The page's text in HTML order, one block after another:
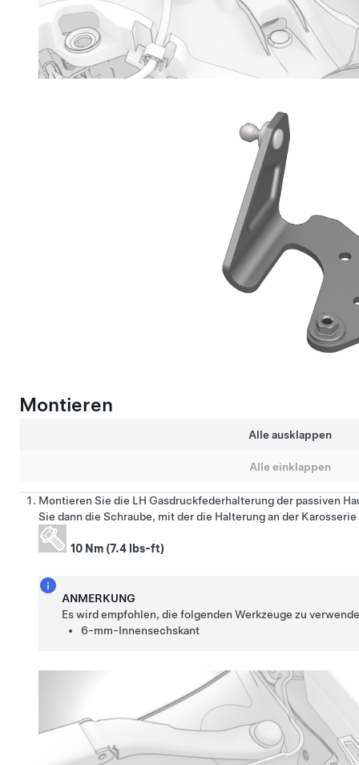
Montieren
Alle ausklappen
Alle einklappen
Montieren Sie die LH Gasdruckfederhalterung der passiven
Sie dann die Schraube, mit der die Halterung an der
10 Nm (7.4 lbs-ft)
ANMERKUNG
Es wird empfohlen, die folgenden Werkzeuge zu
6-mm-Innensechskant